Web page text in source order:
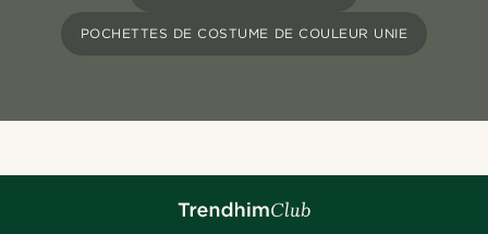
POCHETTES DE COSTUME DE COULEUR UNIE